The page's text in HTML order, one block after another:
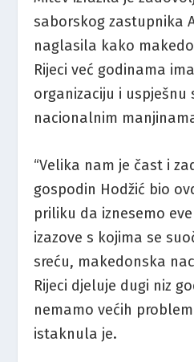
saborskog zastupnika
naglasila kako
Rijeci već godinama
organizaciju i uspješnu
nacionalnim
“Velika nam je čast i
gospodin Hodžić bio
priliku da iznesemo
izazove s kojima se
sreću, makedonska
Rijeci djeluje dugi niz
nemamo većih
istaknula je.